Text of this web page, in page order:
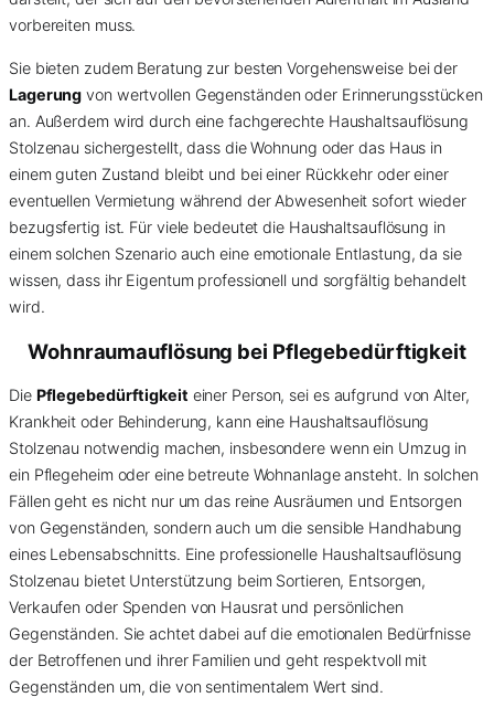
vorbereiten muss.
Sie bieten zudem Beratung zur besten Vorgehensweise bei der
Lagerung von wertvollen Gegenständen oder Erinnerungsstücken
an. Außerdem wird durch eine fachgerechte Haushaltsauflösung
Stolzenau sichergestellt, dass die Wohnung oder das Haus in
einem guten Zustand bleibt und bei einer Rückkehr oder einer
eventuellen Vermietung während der Abwesenheit sofort wieder
bezugsfertig ist. Für viele bedeutet die Haushaltsauflösung in
einem solchen Szenario auch eine emotionale Entlastung, da sie
wissen, dass ihr Eigentum professionell und sorgfältig behandelt
wird.
Wohnraumauflösung bei Pflegebedürftigkeit
Die Pflegebedürftigkeit einer Person, sei es aufgrund von Alter,
Krankheit oder Behinderung, kann eine Haushaltsauflösung
Stolzenau notwendig machen, insbesondere wenn ein Umzug in
ein Pflegeheim oder eine betreute Wohnanlage ansteht. In solchen
Fällen geht es nicht nur um das reine Ausräumen und Entsorgen
von Gegenständen, sondern auch um die sensible Handhabung
eines Lebensabschnitts. Eine professionelle Haushaltsauflösung
Stolzenau bietet Unterstützung beim Sortieren, Entsorgen,
Verkaufen oder Spenden von Hausrat und persönlichen
Gegenständen. Sie achtet dabei auf die emotionalen Bedürfnisse
der Betroffenen und ihrer Familien und geht respektvoll mit
Gegenständen um, die von sentimentalem Wert sind.